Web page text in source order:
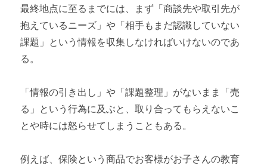
最終地点に至るまでには、まず「商談先や取引先が
抱えているニーズ」や「相手もまだ認識していない
課題」という情報を収集しなければいけないのであ
る。
「情報の引き出し」や「課題整理」がないまま「売
る」という行為に及ぶと、取り合ってもらえないこ
とや時には怒らせてしまうこともある。
例えば、保険という商品でお客様がお子さんの教育